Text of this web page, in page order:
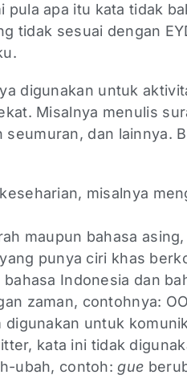
pula apa itu kata tidak
tidak sesuai dengan
digunakan untuk
Misalnya menulis
dan lainnya.
misalnya
maupun bahasa
punya ciri khas
Indonesia dan
zaman, contohnya:
digunakan untuk
kata ini tidak
ubah, contoh: gue